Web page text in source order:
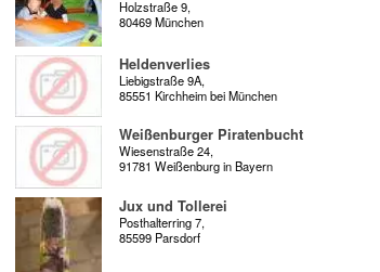
Holzstraße 9,
80469 München
Heldenverlies
Liebigstraße 9A,
85551 Kirchheim bei München
Weißenburger Piratenbucht
Wiesenstraße 24,
91781 Weißenburg in Bayern
Jux und Tollerei
Posthalterring 7,
85599 Parsdorf